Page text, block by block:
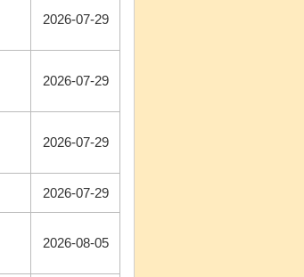
2026-07-29
2026-07-29
2026-07-29
2026-07-29
2026-08-05